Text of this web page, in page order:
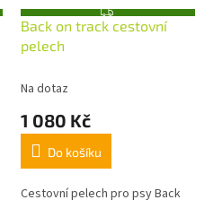
Z
D
A
Back on track cestovní
pelech
Na dotaz
1 080 Kč
Do košíku
Cestovní pelech pro psy Back